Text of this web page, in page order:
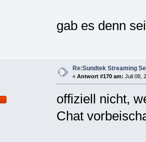
gab es denn
Re:Sundtek Streaming
« Antwort #170 am: Juli 08,
offiziell nicht,
Chat